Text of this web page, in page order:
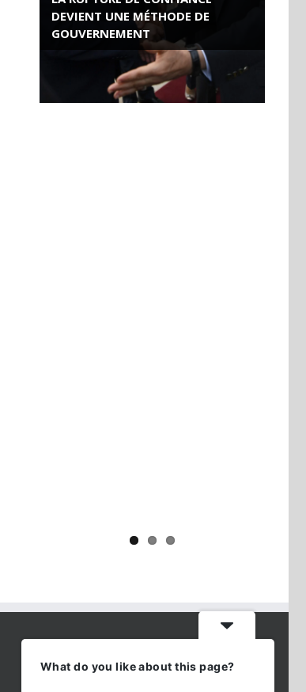
DEVIENT UNE MÉTHODE DE
GOUVERNEMENT
ROSE VALLAND, HEROÏNE DE LA
RESISTANCE FRANÇAISE
What do you like about this page?